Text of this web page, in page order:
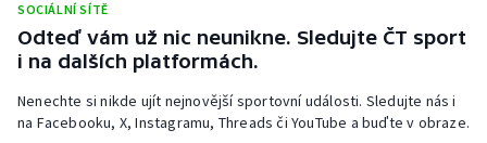
Triatlon
Veslování
Vodní slalom
SOCIÁLNÍ SÍTĚ
Odteď vám už nic neunikne. Sledujte ČT sport
i na dalších platformách.
Nenechte si nikde ujít nejnovější sportovní události. Sledujte nás i
na Facebooku, X, Instagramu, Threads či YouTube a buďte v obraze.